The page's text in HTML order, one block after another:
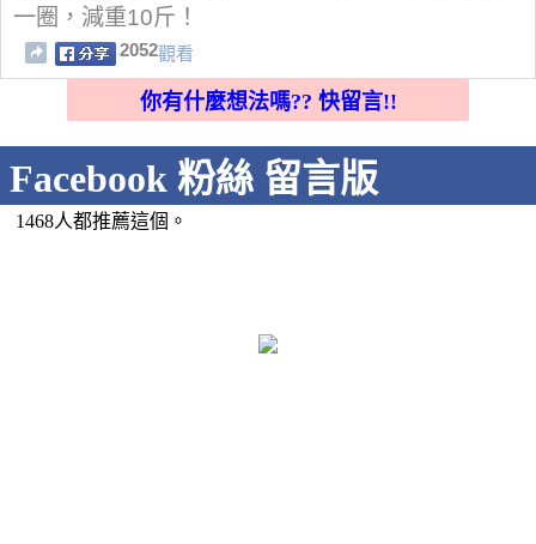
一圈，減重10斤！
2052觀看
你有什麼想法嗎?? 快留言!!
Facebook 粉絲 留言版
1468人都推薦這個。